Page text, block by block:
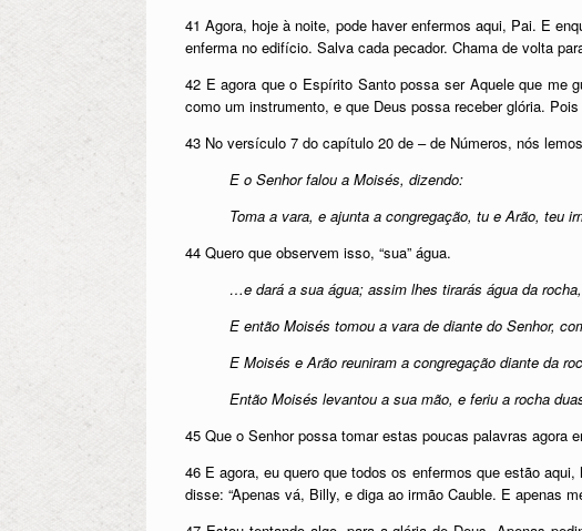
41 Agora, hoje à noite, pode haver enfermos aqui, Pai. E
enferma no edifício. Salva cada pecador. Chama de volta
42 E agora que o Espírito Santo possa ser Aquele que me
como um instrumento, e que Deus possa receber glória.
43 No versículo 7 do capítulo 20 de – de Números, nós
E o Senhor falou a Moisés, dizendo:
Toma a vara, e ajunta a congregação, tu e Arão, teu
44 Quero que observem isso, “sua” água.
…e dará a sua água; assim lhes tirarás água da
E então Moisés tomou a vara de diante do Senhor,
E Moisés e Arão reuniram a congregação diante da
Então Moisés levantou a sua mão, e feriu a rocha
45 Que o Senhor possa tomar estas poucas palavras agora
46 E agora, eu quero que todos os enfermos que estão
disse: “Apenas vá, Billy, e diga ao irmão Cauble. E apenas